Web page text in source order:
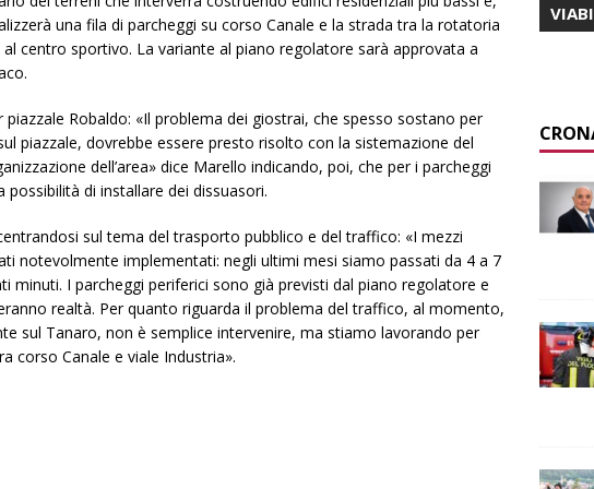
una fila di parcheggi su corso Canale e la strada tra la rotatoria
centro sportivo. La variante al piano regolatore sarà approvata a
Robaldo: «Il problema dei giostrai, che spesso sostano per
piazzale, dovrebbe essere presto risolto con la sistemazione del
dell’area» dice Marello indicando, poi, che per i parcheggi
possibilità di installare dei dissuasori.
sul tema del trasporto pubblico e del traffico: «I mezzi
notevolmente implementati: negli ultimi mesi siamo passati da 4 a 7
minuti. I parcheggi periferici sono già previsti dal piano regolatore e
realtà. Per quanto riguarda il problema del traffico, al momento,
sul Tanaro, non è semplice intervenire, ma stiamo lavorando per
corso Canale e viale Industria».